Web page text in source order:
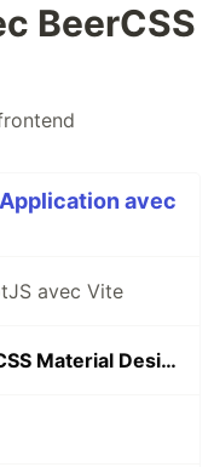
BeerCSS
avec
avec Vite
Utiliser RiotJS avec BeerCSS Material Design 3